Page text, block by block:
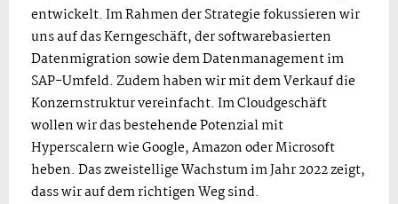
entwickelt. Im Rahmen der Strategie fokussieren wir
uns auf das Kerngeschäft, der softwarebasierten
Datenmigration sowie dem Datenmanagement im
SAP-Umfeld. Zudem haben wir mit dem Verkauf die
Konzernstruktur vereinfacht. Im Cloudgeschäft
wollen wir das bestehende Potenzial mit
Hyperscalern wie Google, Amazon oder Microsoft
heben. Das zweistellige Wachstum im Jahr 2022 zeigt,
dass wir auf dem richtigen Weg sind.